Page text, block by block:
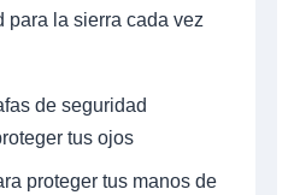
para la sierra cada vez
de seguridad
tus ojos
proteger tus manos de